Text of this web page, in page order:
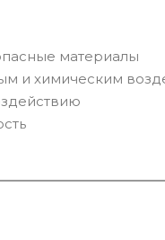
материалы
и химическим